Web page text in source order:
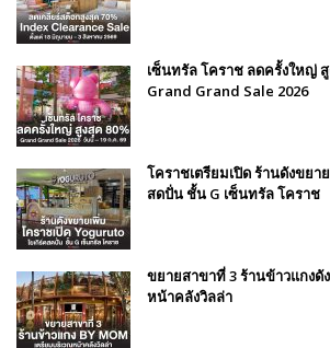
เซ็นทรัล โคราช ลดครั้งใหญ่
Grand Grand Sale 2026
โคราชเตรียมเปิด ร้านดังขยา
สดปั่น ชั้น G เซ็นทรัล โคราช
ขยายสาขาที่ 3 ร้านข้าวแกงดั
หน้าคลังวิลล่า